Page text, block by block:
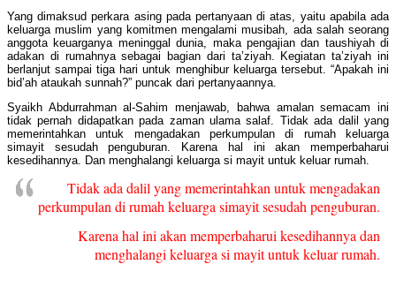
Yang dimaksud perkara asing pada pertanyaan di atas, yaitu apabila ada
keluarga muslim yang komitmen mengalami musibah, ada salah seorang
anggota keuarganya meninggal dunia, maka pengajian dan taushiyah di
adakan di rumahnya sebagai bagian dari ta’ziyah. Kegiatan ta’ziyah ini
berlanjut sampai tiga hari untuk menghibur keluarga tersebut. “Apakah ini
bid’ah ataukah sunnah?” puncak dari pertanyaannya.
Syaikh Abdurrahman al-Sahim menjawab, bahwa amalan semacam ini
tidak pernah didapatkan pada zaman ulama salaf. Tidak ada dalil yang
memerintahkan untuk mengadakan perkumpulan di rumah keluarga
simayit sesudah penguburan. Karena hal ini akan memperbaharui
kesedihannya. Dan menghalangi keluarga si mayit untuk keluar rumah.
Tidak ada dalil yang memerintahkan untuk mengadakan
perkumpulan di rumah keluarga simayit sesudah penguburan.
Karena hal ini akan memperbaharui kesedihannya dan
menghalangi keluarga si mayit untuk keluar rumah.